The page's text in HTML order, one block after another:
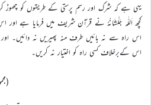
یہی ہے کہ شرک اور رسم پرستی کے طریقوں کو چھوڑ کر
کچھ اَللّٰہ جَلَّشَانُہٗ نے قرآن شریف میں فرمایا
اس راہ سے نہ بائیں طرف منہ پھیریں نہ دائیں۔
اس کےبرخلاف کسی راہ کو اختیار نہ کریں۔